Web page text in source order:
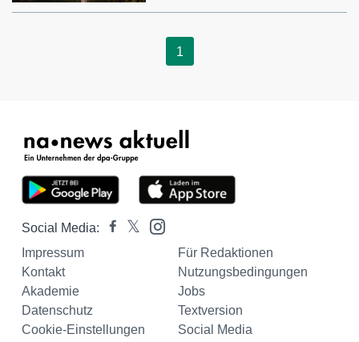
1
Social Media:
Impressum
Für Redaktionen
Kontakt
Nutzungsbedingungen
Akademie
Jobs
Datenschutz
Textversion
Cookie-Einstellungen
Social Media